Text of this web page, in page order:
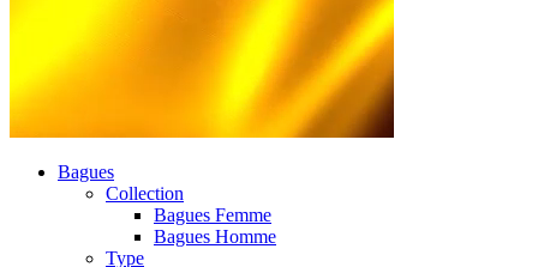
Bagues
Collection
Bagues Femme
Bagues Homme
Type